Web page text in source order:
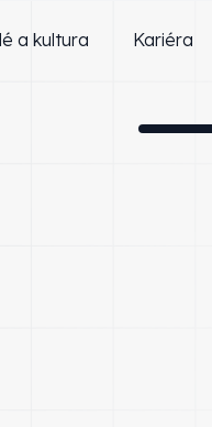
a kultura Kariéra